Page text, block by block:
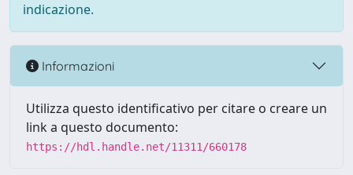
indicazione.
Informazioni
Utilizza questo identificativo per citare o creare un
link a questo documento:
https://hdl.handle.net/11311/660178